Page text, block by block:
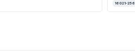
16021-256